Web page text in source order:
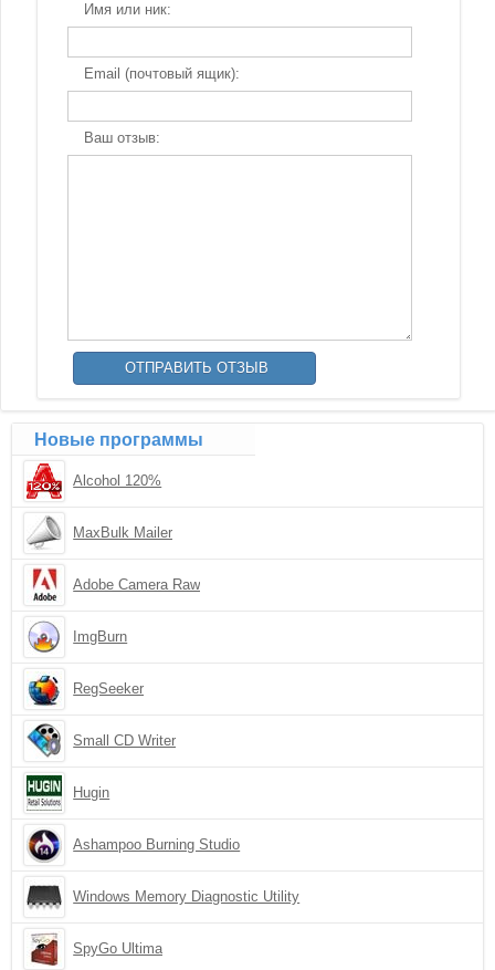
Имя или ник:
Email (почтовый ящик):
Ваш отзыв:
Новые программы
Alcohol 120%
MaxBulk Mailer
Adobe Camera Raw
ImgBurn
RegSeeker
Small CD Writer
Hugin
Ashampoo Burning Studio
Windows Memory Diagnostic Utility
SpyGo Ultima